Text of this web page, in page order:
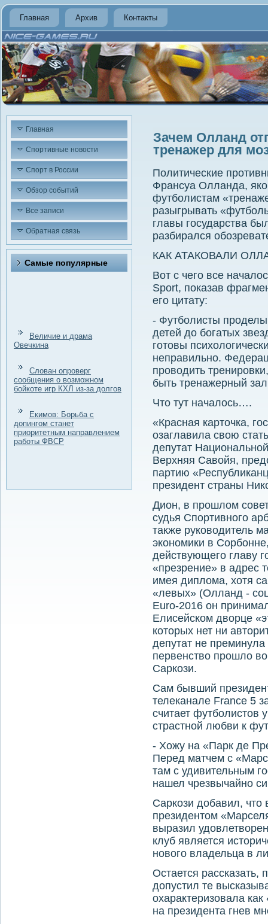
Главная Архив Контакты
Главная
Спортивные новости
Спорт в России
Обзор событий
Все записи
Обратная связь
Самые популярные
Величие и драма
Овечкина
Слован опроверг
сообщения о возможном
бойкоте игр КХЛ из-за долгов
Екимов: Борьба с
допингом станет
приоритетным направлением
работы ФВСР
Зачем Олланд
тренажер для
Политические
Франсуа Олланда,
футболистам
разыгрывать
главы государства
разбирался
КАК АТАКОВАЛИ
Вот с чего все
Sport, показав
его цитату:
- Футболисты
детей до богатых
готовы
неправильно.
проводить
быть тренажерный
Что тут началось….
«Красная карточка,
озаглавила свою
депутат
Верхняя Савойя,
партию
президент страны
Дион, в прошлом
судья Спортивного
также руководитель
экономики в
действующего главу
«презрение» в адрес
имея диплома, хотя
«левых» (Олланд -
Euro-2016 он
Елисейском дворце
которых нет ни
депутат не
первенство прошло
Саркози.
Сам бывший
телеканале France 5
считает
страстной любви к
- Хожу на «Парк де
Перед матчем с
там с удивительным
нашел чрезвычайно
Саркози добавил,
президентом
выразил
клуб является
нового владельца в
Остается рассказать,
допустил те
охарактеризовала
на президента гнев